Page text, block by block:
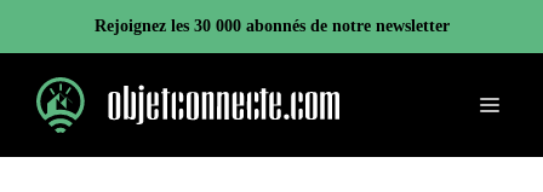
contenu
Rejoignez les 30 000 abonnés de notre newsletter
Menu